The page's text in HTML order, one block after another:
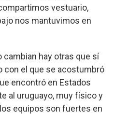
vestuario,
nos mantuvimos en
cambian hay otras que sí
con el que se acostumbró
encontró en Estados
al uruguayo, muy físico y
equipos son fuertes en